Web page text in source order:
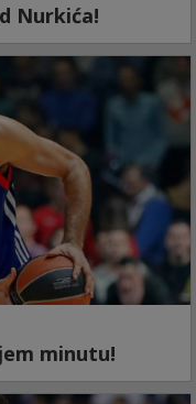
Nurkića!
minutu!